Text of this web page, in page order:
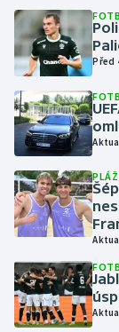
Florbal
Futsal
Golf
Gymnastika
Házená
Jezdectví
Judo
Krasobruslení
Před